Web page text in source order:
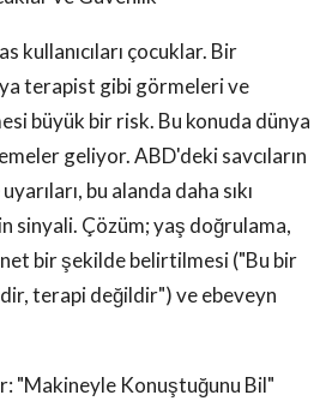
kullanıcıları çocuklar. Bir
terapist gibi görmeleri ve
büyük bir risk. Bu konuda dünya
geliyor. ABD'deki savcıların
bu alanda daha sıkı
sinyali. Çözüm; yaş doğrulama,
bir şekilde belirtilmesi ("Bu bir
terapi değildir") ve ebeveyn
"Makineyle Konuştuğunu Bil"